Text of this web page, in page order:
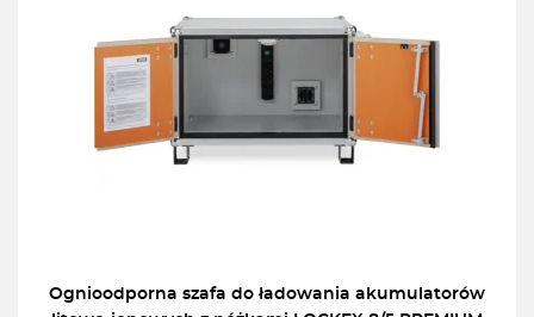
Ognioodporna szafa do ładowania akumulatorów